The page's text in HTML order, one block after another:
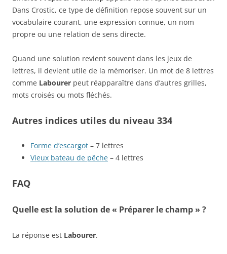
Dans Crostic, ce type de définition repose souvent sur un
vocabulaire courant, une expression connue, un nom
propre ou une relation de sens directe.
Quand une solution revient souvent dans les jeux de
lettres, il devient utile de la mémoriser. Un mot de 8 lettres
comme Labourer peut réapparaître dans d’autres grilles,
mots croisés ou mots fléchés.
Autres indices utiles du niveau 334
Forme d’escargot – 7 lettres
Vieux bateau de pêche – 4 lettres
FAQ
Quelle est la solution de « Préparer le champ » ?
La réponse est Labourer.